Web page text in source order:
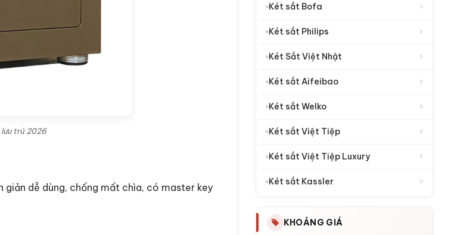
trú 2026
dễ dùng, chống mất chìa, có master key
Két sắt Bofa ›
Két sắt Philips ›
Két Sắt Việt Nhật ›
Két sắt Aifeibao ›
Két sắt Welko ›
Két sắt Việt Tiệp ›
Két sắt Việt Tiệp Luxury ›
Két sắt Kassler ›
KHOẢNG GIÁ